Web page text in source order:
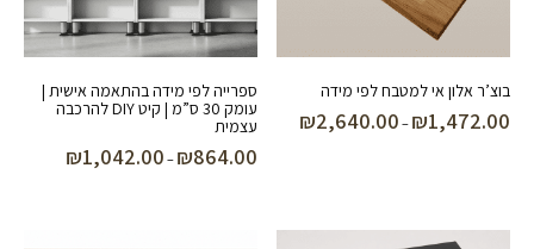
בוצ’ר אלון אי למטבח לפי מידה
₪1,472.00
–
₪2,640.00
ספרייה לפי מידה בהתאמה אישית |
עומק 30 ס”מ | קיט DIY להרכבה
עצמית
₪864.00
–
₪1,042.00